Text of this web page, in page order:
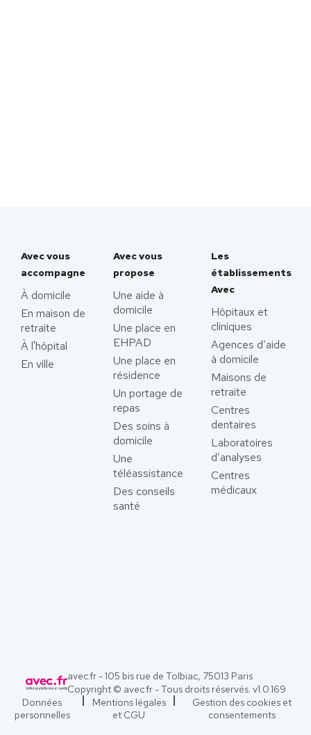
Avec vous
accompagne
À domicile
En maison de
retraite
À l'hôpital
En ville
Avec vous
propose
Une aide à
domicile
Une place en
EHPAD
Une place en
résidence
Un portage de
repas
Des soins à
domicile
Une
téléassistance
Des conseils
santé
Les
établissements
Avec
Hôpitaux et
cliniques
Agences d’aide
à domicile
Maisons de
retraite
Centres
dentaires
Laboratoires
d’analyses
Centres
médicaux
avec.fr - 105 bis rue de Tolbiac, 75013 Paris
Copyright © avec.fr - Tous droits réservés. v1.0.169
Données
personnelles
Mentions légales
et CGU
Gestion des cookies et
consentements